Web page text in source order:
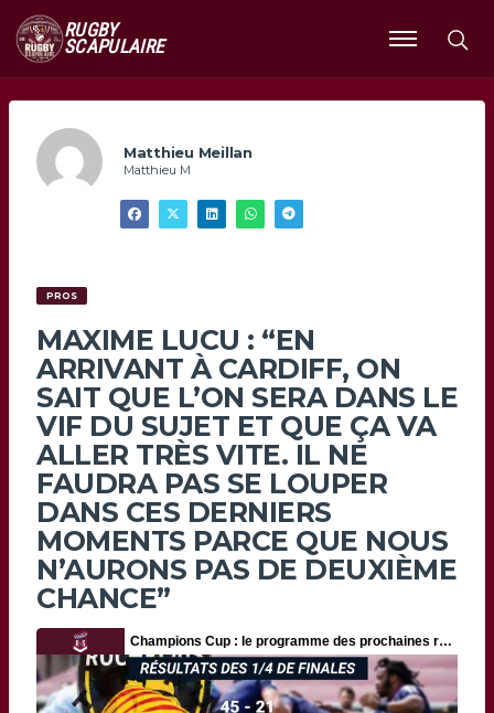
RUGBY
SCAPULAIRE
Ouvrir
le
Matthieu Meillan
Matthieu M
PROS
MAXIME LUCU : “EN
ARRIVANT À CARDIFF, ON
SAIT QUE L’ON SERA DANS LE
VIF DU SUJET ET QUE ÇA VA
ALLER TRÈS VITE. IL NE
FAUDRA PAS SE LOUPER
DANS CES DERNIERS
MOMENTS PARCE QUE NOUS
N’AURONS PAS DE DEUXIÈME
CHANCE”